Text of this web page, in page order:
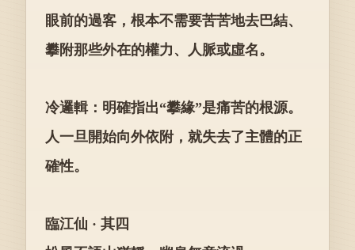
眼前的過客，根本不需要苦苦地去巴結、
攀附那些外在的權力、人脈或虛名。
冷邏輯：明確指出“攀緣”是痛苦的根源。
人一旦開始向外依附，就失去了主體的正
確性。
臨江仙 · 其四